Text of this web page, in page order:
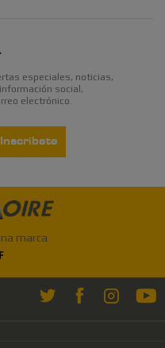
especiales, noticias,
social,
electrónico.
Inscríbete
marca